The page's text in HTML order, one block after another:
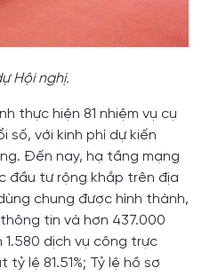
Hội nghị.
thực hiện 81 nhiệm vụ cụ
số, với kinh phí dự kiến
Đến nay, hạ tầng mạng
đầu tư rộng khắp trên địa
chung được hình thành,
tin và hơn 437.000
dịch vụ công trực
lệ 81.51%; Tỷ lệ hồ sơ